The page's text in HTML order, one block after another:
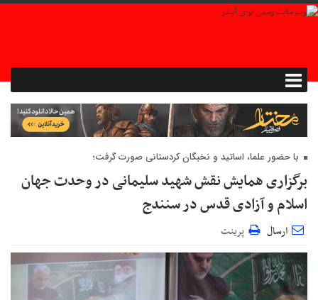
با حضور علما، اساتید و نخبگان کردستانی صورت گرفت؛
برگزاری همایش نقش شهید سلیمانی در وحدت جهان
اسلام و آزادی قدس در سنندج
ارسال پرینت